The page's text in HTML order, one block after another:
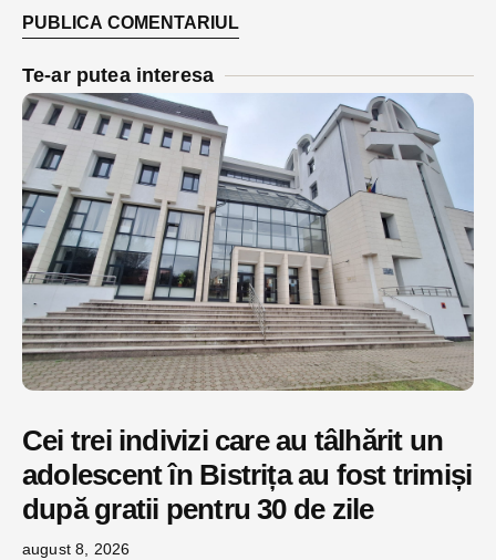
Te-ar putea interesa
Cei trei indivizi care au tâlhărit un
adolescent în Bistrița au fost trimiși
după gratii pentru 30 de zile
august 8, 2026